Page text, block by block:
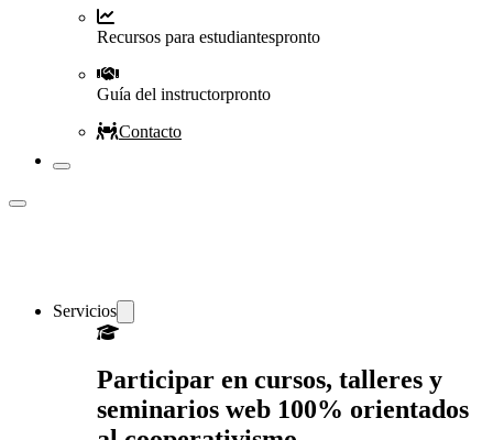
Recursos para estudiantespronto
Guía del instructorpronto
Contacto
Servicios
Participar en cursos, talleres y
seminarios web 100% orientados